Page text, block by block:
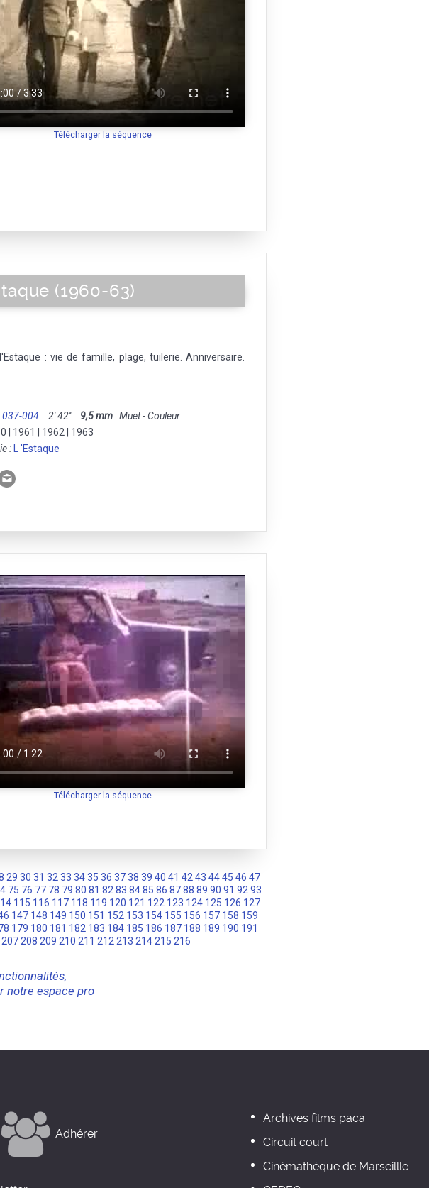
Télécharger la séquence
(1960-63)
: vie de famille, plage, tuilerie. Anniversaire.
037-004 2' 42'' 9,5 mm Muet - Couleur
| 1961 | 1962 | 1963
:
L 'Estaque
Télécharger la séquence
29 30 31 32 33 3435 36 3738 39 40 41 42 43 4445 46 47
75 76 77 78 79 80 81 82 83 84 85 86 87 88 89 90 91 92 93
115 116 117 118 119 120 121 122 123 124 125 126 127
147 148 149 150 151 152 153 154 155 156 157 158 159
179 180 181 182 183 184 185 186 187 188 189 190 191
207 208 209 210 211 212 213 214 215 216
notre espace pro
Adhérer
Archives films paca
Circuit court
Cinémathèque de Marseillle